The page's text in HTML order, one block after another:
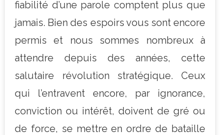
fiabilité d’une parole comptent plus que
jamais. Bien des espoirs vous sont encore
permis et nous sommes nombreux à
attendre depuis des années, cette
salutaire révolution stratégique. Ceux
qui l’entravent encore, par ignorance,
conviction ou intérêt, doivent de gré ou
de force, se mettre en ordre de bataille